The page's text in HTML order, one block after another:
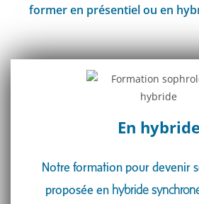
former en présentiel ou en
En hybride​
Notre formation pour devenir
proposée en hybride